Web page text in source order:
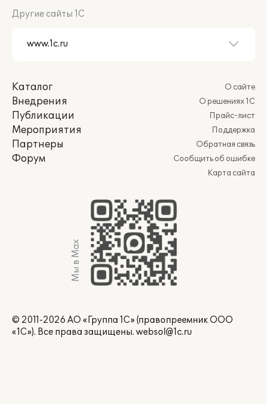
Другие сайты 1С
Каталог
Внедрения
Публикации
Мероприятия
Партнеры
Форум
О сайте
О решениях 1С
Прайс-лист
Поддержка
Обратная связь
Сообщить об ошибке
Карта сайта
Мы в Max
© 2011-2026 АО «Группа 1С» (правопреемник ООО
«1С»). Все права защищены. websol@1c.ru